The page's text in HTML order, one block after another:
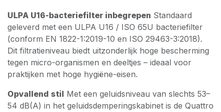
ULPA U16-bacteriefilter inbegrepen Standaard
geleverd met een ULPA U16 / ISO 65U bacteriefilter
(conform EN 1822-1:2019-10 en ISO 29463-3:2018).
Dit filtratieniveau biedt uitzonderlijk hoge bescherming
tegen micro-organismen en deeltjes – ideaal voor
praktijken met hoge hygiëne-eisen.
Opvallend stil Met een geluidsniveau van slechts 53–
54 dB(A) in het geluidsdemperingskabinet is de Quattro